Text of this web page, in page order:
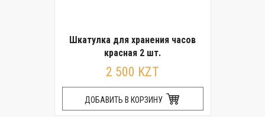
Шкатулка для хранения часов
красная 2 шт.
2 500 KZT
ДОБАВИТЬ В КОРЗИНУ